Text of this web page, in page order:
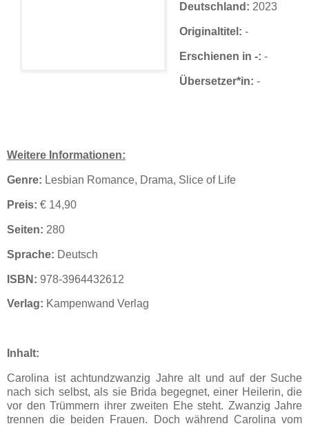
Deutschland: 2023
Originaltitel: -
Erschienen in -: -
Übersetzer*in: -
Weitere Informationen:
Genre: Lesbian Romance, Drama, Slice of Life
Preis: € 14,90
Seiten: 280
Sprache: Deutsch
ISBN: 978-3964432612
Verlag: Kampenwand Verlag
Inhalt:
Carolina ist achtundzwanzig Jahre alt und auf der Suche
nach sich selbst, als sie Brida begegnet, einer Heilerin, die
vor den Trümmern ihrer zweiten Ehe steht. Zwanzig Jahre
trennen die beiden Frauen. Doch während Carolina vom